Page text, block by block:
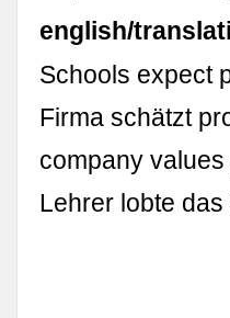
english/
Schools expect
Firma schätzt
company
Lehrer lobte